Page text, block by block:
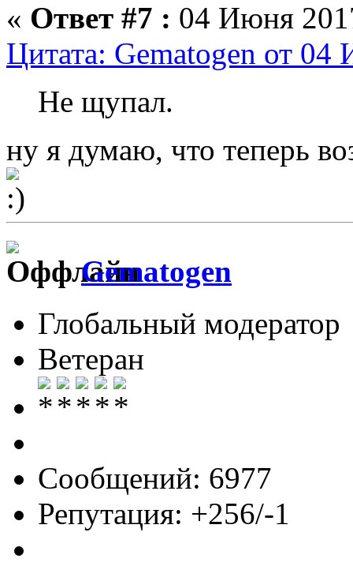
« Ответ #7 : 04 Июня
Цитата: Gematogen от
Не щупал.
ну я думаю, что теперь
Gematogen
Глобальный модератор
Ветеран
Сообщений: 6977
Репутация: +256/-1